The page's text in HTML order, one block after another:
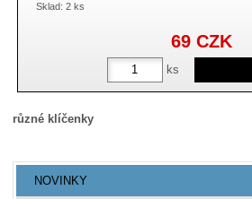
Sklad: 2 ks
ks
69 CZK
různé klíčenky
NOVINKY